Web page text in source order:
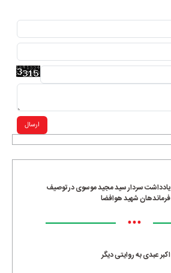
یادداشت سردار سید مجید موسوی در توصیف
فرماندهان شهید هوافضا
•••
اکبر عبدی به روایتی دیگر
ارسال